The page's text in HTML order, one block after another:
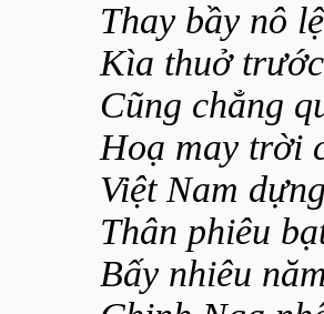
Thay bầy nô
Kìa thuở
Cũng chẳng
Hoạ may trời
Việt Nam
Thân phiêu
Bấy nhiêu